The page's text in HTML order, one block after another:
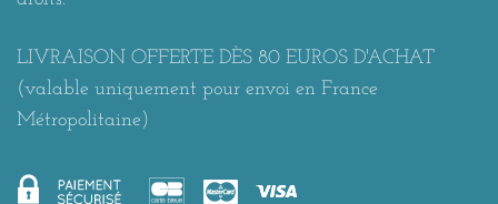
LIVRAISON OFFERTE DÈS 80 EUROS D'ACHAT
(valable uniquement pour envoi en France
Métropolitaine)